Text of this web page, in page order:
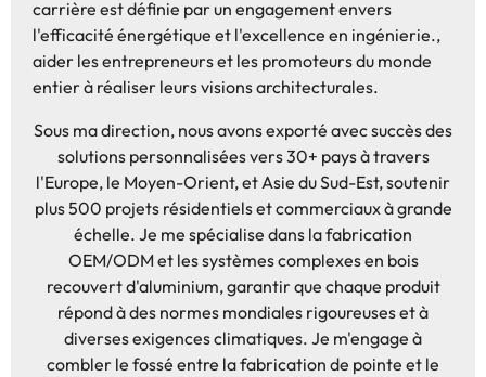
carrière est définie par un engagement envers
l'efficacité énergétique et l'excellence en ingénierie.,
aider les entrepreneurs et les promoteurs du monde
entier à réaliser leurs visions architecturales.
Sous ma direction, nous avons exporté avec succès des
solutions personnalisées vers 30+ pays à travers
l'Europe, le Moyen-Orient, et Asie du Sud-Est, soutenir
plus 500 projets résidentiels et commerciaux à grande
échelle. Je me spécialise dans la fabrication
OEM/ODM et les systèmes complexes en bois
recouvert d'aluminium, garantir que chaque produit
répond à des normes mondiales rigoureuses et à
diverses exigences climatiques. Je m'engage à
combler le fossé entre la fabrication de pointe et le